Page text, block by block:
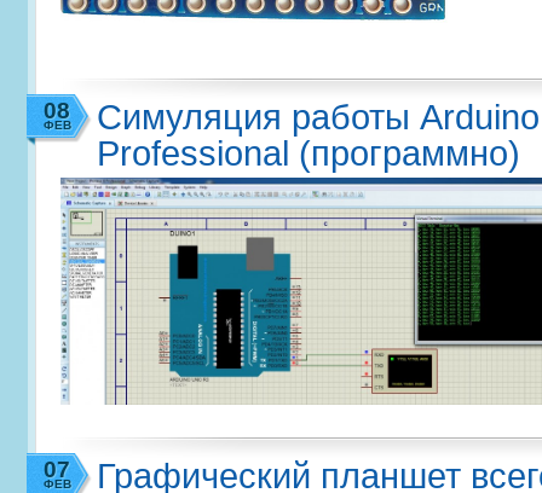
Симуляция работы
Professional (программно)
08
ФЕВ
Графический планшет
07
ФЕВ